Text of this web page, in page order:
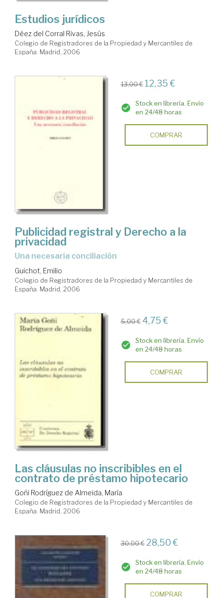
Estudios jurídicos
Déez del Corral Rivas, Jesús
Colegio de Registradores de la Propiedad y Mercantiles de
España. Madrid, 2006
13,00 € 12,35 €
Stock en librería. Envío
en 24/48 horas
COMPRAR
Publicidad registral y Derecho a la
privacidad
una necesaria conciliación
Guichot, Emilio
Colegio de Registradores de la Propiedad y Mercantiles de
España. Madrid, 2006
5,00 € 4,75 €
Stock en librería. Envío
en 24/48 horas
COMPRAR
Las cláusulas no inscribibles en el
contrato de préstamo hipotecario
Goñi Rodríguez de Almeida, María
Colegio de Registradores de la Propiedad y Mercantiles de
España. Madrid, 2006
30,00 € 28,50 €
Stock en librería. Envío
en 24/48 horas
COMPRAR